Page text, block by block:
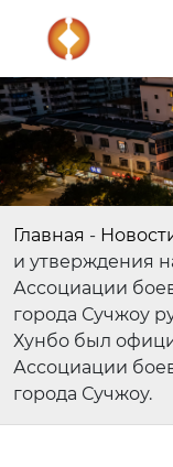
Главная -
и утверждения
Ассоциации
города Сучжоу
Хунбо был
Ассоциации
города Сучжоу.